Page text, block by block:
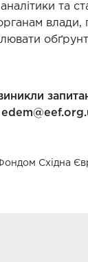
та
влади,
Східна